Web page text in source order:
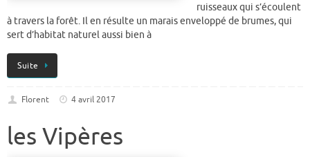
ruisseaux qui s’écoulent
à travers la forêt. Il en résulte un marais enveloppé de brumes, qui
sert d’habitat naturel aussi bien à
Suite
Florent 4 avril 2017
les Vipères